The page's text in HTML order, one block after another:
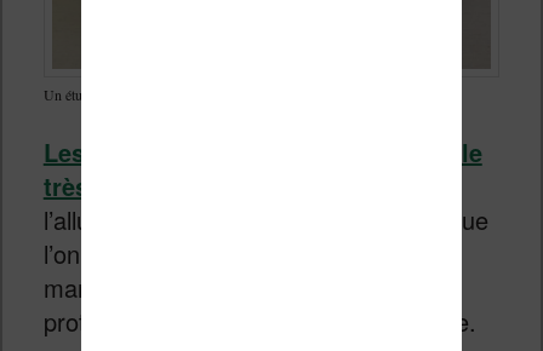
Un étui en cuir haut de gamme pour la liseuse Kindle Paperwhite
Les
des accessoires Kindle
très pratiques
l’allumage automatique de l’écran lorsque
l’on ouvre la couverture. De la même
manière, si on rabat la couverture de
protection, la liseuse se mettra en veille.